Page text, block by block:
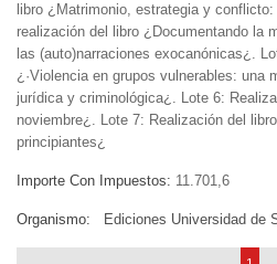
libro ¿Matrimonio, estrategia y
realización del libro ¿Documentando la
las (auto)narraciones exocanónicas¿.
¿·Violencia en grupos vulnerables: una
jurídica y criminológica¿. Lote 6:
noviembre¿. Lote 7: Realización del
principiantes¿
Importe Con Impuestos: 11.701,6
Organismo: Ediciones Universidad de